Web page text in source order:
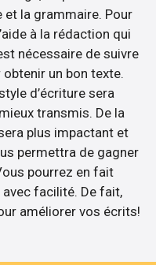
la grammaire. Pour
à la rédaction qui
nécessaire de suivre
un bon texte.
d’écriture sera
transmis. De la
plus impactant et
permettra de gagner
pourrez en fait
facilité. De fait,
améliorer vos écrits!